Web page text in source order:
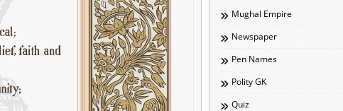
Mughal Empire
Newspaper
Pen Names
Polity GK
Quiz